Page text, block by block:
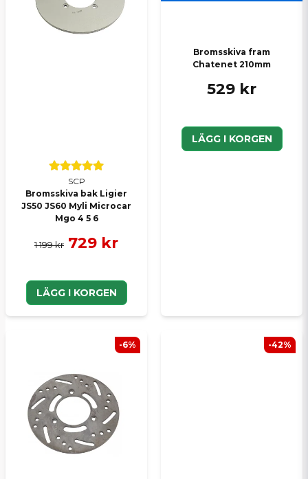
SCP
Bromsskiva bak Ligier
JS50 JS60 Myli Microcar
Mgo 4 5 6
1 199 kr 729 kr
LÄGG I KORGEN
Bromsskiva fram
Chatenet 210mm
529 kr
LÄGG I KORGEN
-6% -42%
Skicka en fråga